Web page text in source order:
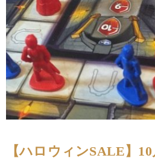
【ハロウィンSALE】